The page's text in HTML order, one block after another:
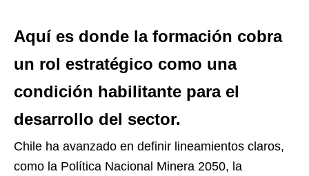
Aquí es donde la formación cobra
un rol estratégico como una
condición habilitante para el
desarrollo del sector.
Chile ha avanzado en definir lineamientos claros,
como la Política Nacional Minera 2050, la